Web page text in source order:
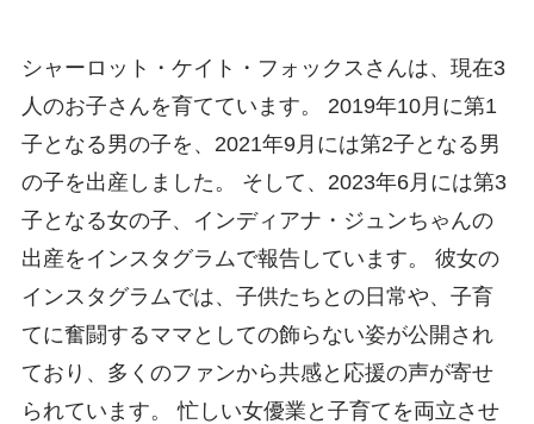
シャーロット・ケイト・フォックスさんは、現在3
人のお子さんを育てています。 2019年10月に第1
子となる男の子を、2021年9月には第2子となる男
の子を出産しました。 そして、2023年6月には第3
子となる女の子、インディアナ・ジュンちゃんの
出産をインスタグラムで報告しています。 彼女の
インスタグラムでは、子供たちとの日常や、子育
てに奮闘するママとしての飾らない姿が公開され
ており、多くのファンから共感と応援の声が寄せ
られています。 忙しい女優業と子育てを両立させ